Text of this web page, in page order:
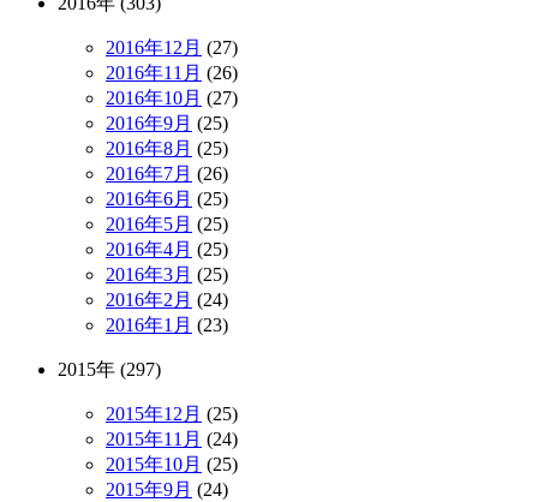
2016年12月 (27)
2016年11月 (26)
2016年10月 (27)
2016年9月 (25)
2016年8月 (25)
2016年7月 (26)
2016年6月 (25)
2016年5月 (25)
2016年4月 (25)
2016年3月 (25)
2016年2月 (24)
2016年1月 (23)
2015年 (297)
2015年12月 (25)
2015年11月 (24)
2015年10月 (25)
2015年9月 (24)